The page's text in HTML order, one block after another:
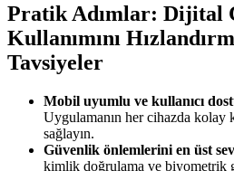
Pratik Adımlar: Dijital
Kullanımını
Tavsiyeler
Mobil uyumlu ve kullanıcı
Uygulamanın her cihazda kolay
sağlayın.
Güvenlik önlemlerini en üst
kimlik doğrulama ve biyometrik